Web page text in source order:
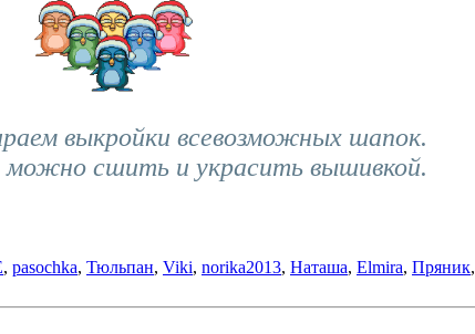
выкройки всевозможных шапок.
сшить и украсить вышивкой.
, pasochka, Тюльпан, Viki, norika2013, Наташа, Elmira, Пряник,